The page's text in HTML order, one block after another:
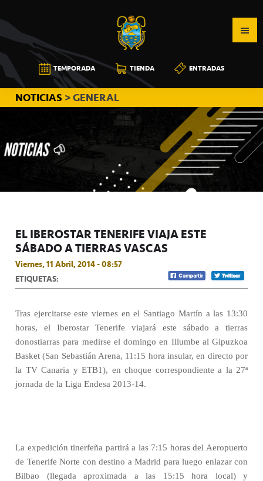
a
la
navegación
principal
al
contenido
principal
a
la
barra
lateral
principal
CB
CANARIAS
TEMPORADA TIENDA ENTRADAS
NOTICIAS > GENERAL
EL IBEROSTAR TENERIFE VIAJA ESTE
SÁBADO A TIERRAS VASCAS
Viernes, 11 Abril, 2014 - 08:57
ETIQUETAS:
Tras ejercitarse este viernes en el Santiago Martín a las 13:30
horas, el Iberostar Tenerife viajará este sábado a tierras
donostiarras para medirse el domingo en Illumbe al Gipuzkoa
Basket (San Sebastián Arena, 11:15 hora insular, en directo por
la TV Canaria y ETB1), en choque correspondiente a la 27ª
jornada de la Liga Endesa 2013-14.
La expedición tinerfeña partirá a las 7:15 horas del Aeropuerto
de Tenerife Norte con destino a Madrid para luego enlazar con
Bilbao (llegada aproximada a las 15:15 hora local) y